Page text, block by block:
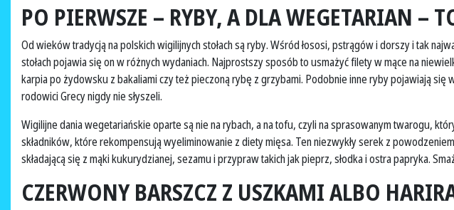
PO PIERWSZE – RYBY, A DLA WEGETARIAN –
Od wieków tradycją na polskich wigilijnych stołach są ryby. Wśród łososi, pstrągów i dorszy i tak
stołach pojawia się on w różnych wydaniach. Najprostszy sposób to usmażyć filety w mące na
karpia po żydowsku z bakaliami czy też pieczoną rybę z grzybami. Podobnie inne ryby pojawiają
rodowici Grecy nigdy nie słyszeli.
Wigilijne dania wegetariańskie oparte są nie na rybach, a na tofu, czyli na sprasowanym twarogu,
składników, które rekompensują wyeliminowanie z diety mięsa. Ten niezwykły serek z
składającą się z mąki kukurydzianej, sezamu i przypraw takich jak pieprz, słodka i ostra papryka.
CZERWONY BARSZCZ Z USZKAMI ALBO